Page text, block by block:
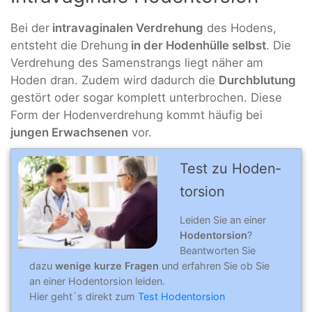
Bei der intravaginalen Verdrehung des Hodens,
entsteht die Drehung in der Hodenhülle selbst. Die
Verdrehung des Samenstrangs liegt näher am
Hoden dran. Zudem wird dadurch die Durchblutung
gestört oder sogar komplett unterbrochen. Diese
Form der Hodenverdrehung kommt häufig bei
jungen Erwachsenen vor.
Test zu Hoden­
tor­sion
Leiden Sie an einer
Hodentorsion?
Beantworten Sie
dazu wenige kurze Fragen und erfahren Sie ob Sie
an einer Hodentorsion leiden.
Hier geht`s direkt zum Test Hodentorsion